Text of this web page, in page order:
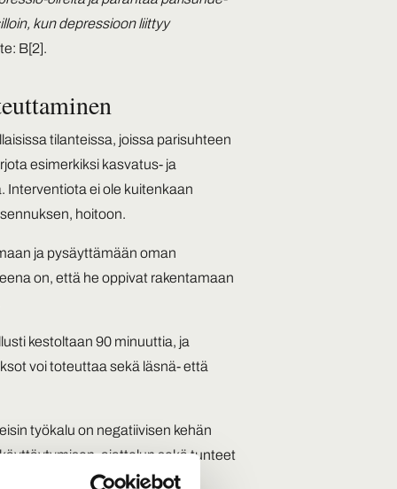
kun depressioon liittyy
B[2].
tilanteissa, joissa parisuhteen
esimerkiksi kasvatus- ja
Interventiota ei ole kuitenkaan
hoitoon.
ja pysäyttämään oman
on, että he oppivat rakentamaan
kestoltaan 90 minuuttia, ja
voi toteuttaa sekä läsnä- että
työkalu on negatiivisen kehän
ajattelun sekä tunteet